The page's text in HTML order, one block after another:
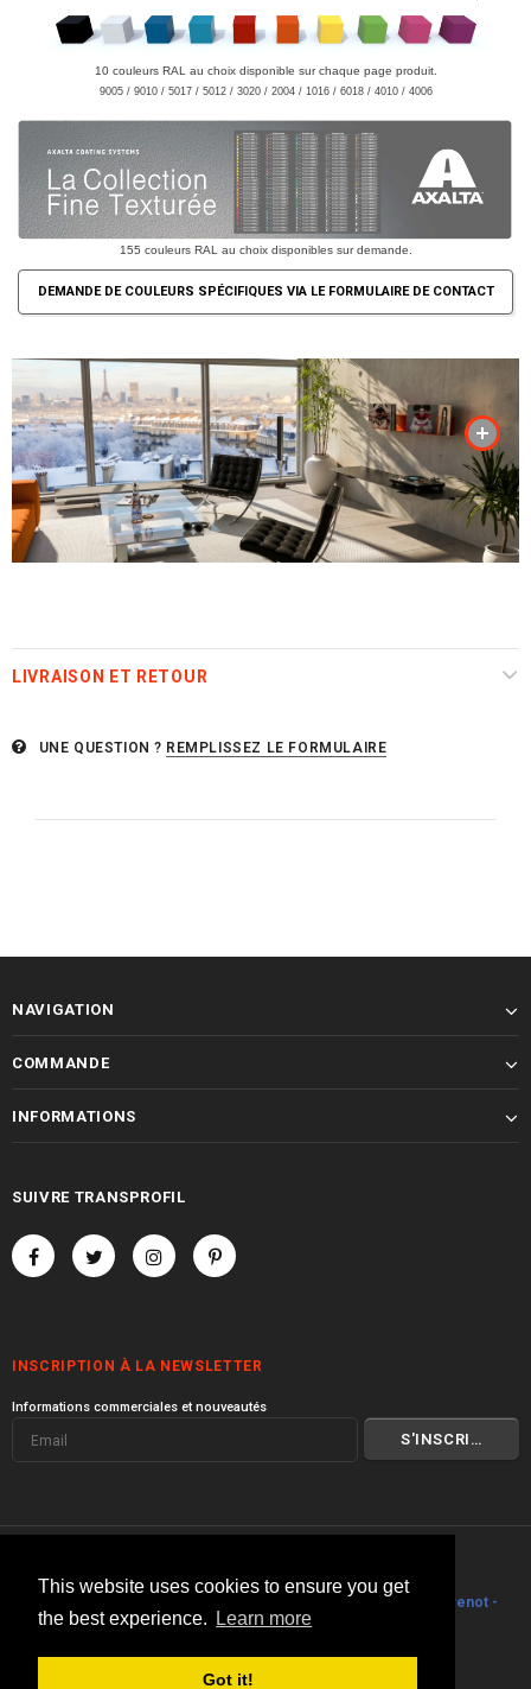
This website uses cookies to ensure you get
the best experience.
Learn more
Got it!
10 couleurs RAL au choix disponible sur chaque page produit.
9005 / 9010 / 5017 / 5012 / 3020 / 2004 / 1016 / 6018 / 4010 / 4006
155 couleurs RAL au choix disponibles sur demande.
DEMANDE DE COULEURS SPÉCIFIQUES VIA LE FORMULAIRE DE CONTACT
LIVRAISON ET RETOUR
UNE QUESTION ? REMPLISSEZ LE FORMULAIRE
NAVIGATION
COMMANDE
INFORMATIONS
SUIVRE TRANSPROFIL
INSCRIPTION À LA NEWSLETTER
Informations commerciales et nouveautés
I
Philippe Stouvenot -